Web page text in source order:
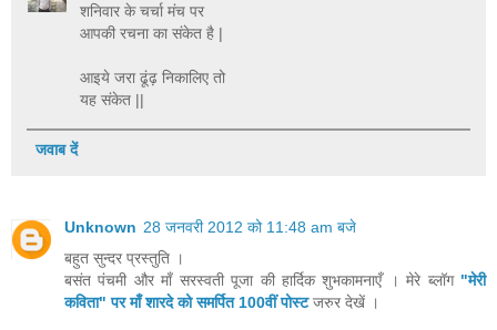
शनिवार के चर्चा मंच पर
आपकी रचना का संकेत है |
आइये जरा ढूंढ़ निकालिए तो
यह संकेत ||
जवाब दें
Unknown 28 जनवरी 2012 को 11:48 am बजे
बहुत सुन्दर प्रस्तुति ।
बसंत पंचमी और माँ सरस्वती पूजा की हार्दिक शुभकामनाएँ । मेरे ब्लॉग "मेरी
कविता" पर माँ शारदे को समर्पित 100वीं पोस्टजरुर देखें ।